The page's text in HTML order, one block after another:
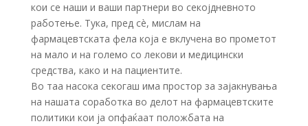
кои се наши и ваши партнери во секојдневното
работење. Тука, пред сè, мислам на
фармацевтската фела која е вклучена во прометот
на мало и на големо со лекови и медицински
средства, како и на пациентите.
Во таа насока секогаш има простор за зајакнувања
на нашата соработка во делот на фармацевтските
политики кои ја опфаќаат положбата на